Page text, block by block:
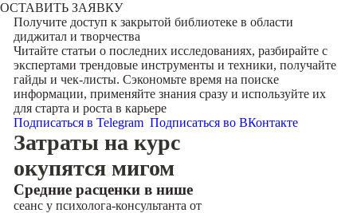
ОСТАВИТЬ ЗАЯВКУ
Получите доступ к закрытой библиотекев области
диджитал и творчества
Читайте статьи о последних исследованиях, разбирайте с
экспертами трендовые инструменты и техники, получайте
гайды и чек-листы. Сэкономьте время на поиске
информации, применяйте знания сразу и используйте их
для старта и роста в карьере
Подписаться в Telegram Подписаться во ВКонтакте
Затраты на курс
окупятся мигом
Cредние расценки в нише
сеанс у психолога-консультанта от